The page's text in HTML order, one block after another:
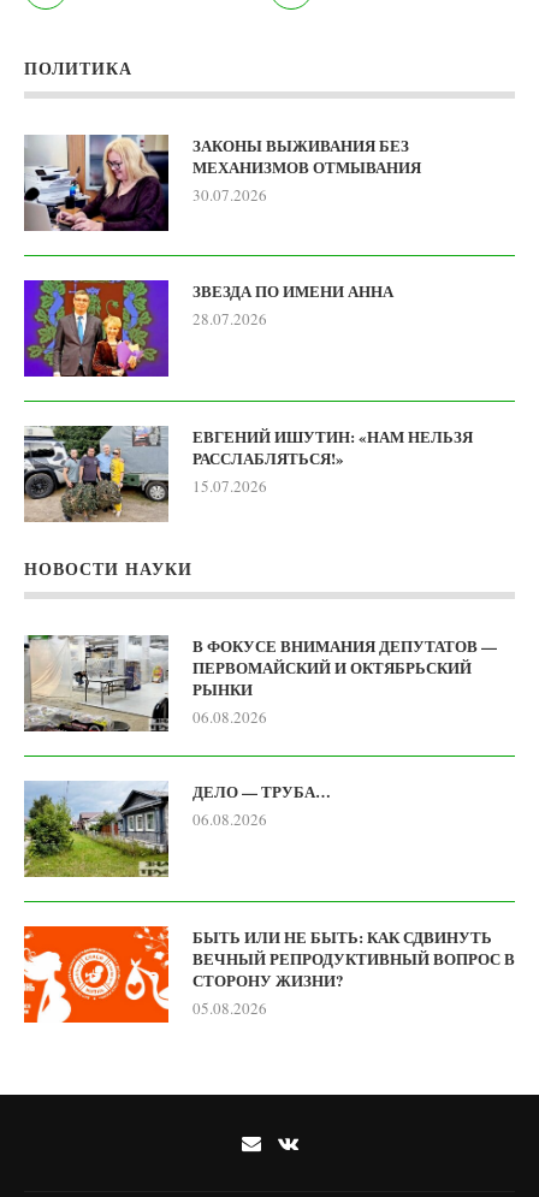
ПОЛИТИКА
ЗАКОНЫ ВЫЖИВАНИЯ БЕЗ
МЕХАНИЗМОВ ОТМЫВАНИЯ
30.07.2026
ЗВЕЗДА ПО ИМЕНИ АННА
28.07.2026
ЕВГЕНИЙ ИШУТИН: «НАМ НЕЛЬЗЯ
РАССЛАБЛЯТЬСЯ!»
15.07.2026
НОВОСТИ НАУКИ
В ФОКУСЕ ВНИМАНИЯ ДЕПУТАТОВ —
ПЕРВОМАЙСКИЙ И ОКТЯБРЬСКИЙ
РЫНКИ
06.08.2026
ДЕЛО — ТРУБА…
06.08.2026
БЫТЬ ИЛИ НЕ БЫТЬ: КАК СДВИНУТЬ
ВЕЧНЫЙ РЕПРОДУКТИВНЫЙ ВОПРОС В
СТОРОНУ ЖИЗНИ?
05.08.2026